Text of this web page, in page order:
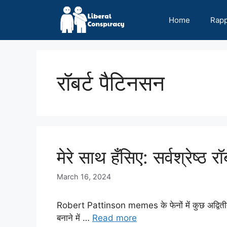
Home
रॉबर्ट पैटिनसन
मेरे साथ हँसिए: सर्वश्रेष्ठ
March 16, 2024
Robert Pattinson memes के फेनों में कुछ
बनाने में … Read more